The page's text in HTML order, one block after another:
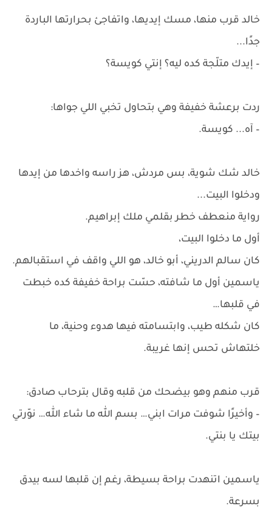
خالد قرب منها، مسك إيديها، واتفاجئ بحرارتها الباردة
جدًا...
– إيدك متلّجة كده ليه؟ إنتي كويسة؟
ردت برعشة خفيفة وهي بتحاول تخبي اللي جواها:
– آه... كويسة.
خالد شك شوية، بس مردش، هز راسه واخدها من إيدها
ودخلوا البيت...
رواية منعطف خطر بقلمي ملك إبراهيم.
أول ما دخلوا البيت،
كان سالم الدريني، أبو خالد، هو اللي واقف في استقبالهم.
ياسمين أول ما شافته، حسّت براحة خفيفة كده خبطت
في قلبها…
كان شكله طيب، وابتسامته فيها هدوء وحنية، ما
خلتهاش تحس إنها غريبة.
قرب منهم وهو بيضحك من قلبه وقال بترحاب صادق:
– وأخيرًا شوفت مرات ابني… بسم الله ما شاء الله… نوّرتي
بيتك يا بنتي.
ياسمين اتنهدت براحة بسيطة، رغم إن قلبها لسه بيدق
بسرعة.